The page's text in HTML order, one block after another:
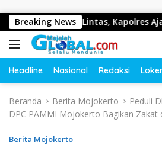
Breaking News
Lalu Lintas, Kapolres Ajak
Headline Nasional Redaksi
Beranda Berita Mojokerto
Peduli
DPC PAMMI Mojokerto Bagikan Zakat
Berita Mojokerto